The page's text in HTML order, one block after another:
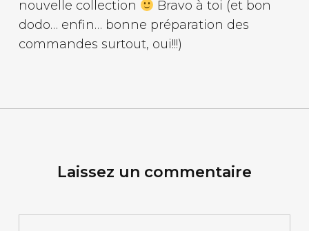
nouvelle collection
Bravo à toi (et bon
dodo… enfin… bonne préparation des
commandes surtout, oui!!!)
Laissez un commentaire